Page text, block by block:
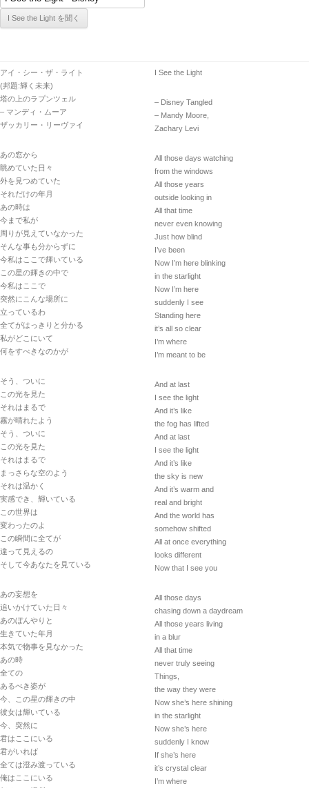
アイ・シー・ザ・ライト
(邦題:輝く未来)
塔の上のラプンツェル
– マンディ・ムーア
ザッカリー・リーヴァイ
あの窓から
眺めていた日々
外を見つめていた
それだけの年月
あの時は
今まで私が
周りが見えていなかった
そんな事も分からずに
今私はここで輝いている
この星の輝きの中で
今私はここで
突然にこんな場所に
立っているわ
全てがはっきりと分かる
私がどこにいて
何をすべきなのかが
そう、ついに
この光を見た
それはまるで
霧が晴れたよう
そう、ついに
この光を見た
それはまるで
まっさらな空のよう
それは温かく
実感でき、輝いている
この世界は
変わったのよ
この瞬間に全てが
違って見えるの
そして今あなたを見ている
あの妄想を
追いかけていた日々
あのぼんやりと
生きていた年月
本気で物事を見なかった
あの時
全ての
あるべき姿が
今、この星の輝きの中
彼女は輝いている
今、突然に
君はここにいる
君がいれば
全ては澄み渡っている
俺はここにいる
I See the Light
– Disney Tangled
– Mandy Moore,
Zachary Levi
All those days watching
from the windows
All those years
outside looking in
All that time
never even knowing
Just how blind
I’ve been
Now I’m here blinking
in the starlight
Now I’m here
suddenly I see
Standing here
it’s all so clear
I’m where
I’m meant to be
And at last
I see the light
And it’s like
the fog has lifted
And at last
I see the light
And it’s like
the sky is new
And it’s warm and
real and bright
And the world has
somehow shifted
All at once everything
looks different
Now that I see you
All those days
chasing down a daydream
All those years living
in a blur
All that time
never truly seeing
Things,
the way they were
Now she’s here shining
in the starlight
Now she’s here
suddenly I know
If she’s here
it’s crystal clear
I’m where